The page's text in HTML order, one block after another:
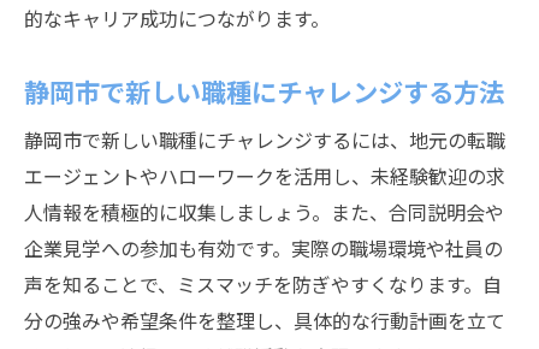
的なキャリア成功につながります。
静岡市で新しい職種にチャレンジする方法
静岡市で新しい職種にチャレンジするには、地元の転職
エージェントやハローワークを活用し、未経験歓迎の求
人情報を積極的に収集しましょう。また、合同説明会や
企業見学への参加も有効です。実際の職場環境や社員の
声を知ることで、ミスマッチを防ぎやすくなります。自
分の強みや希望条件を整理し、具体的な行動計画を立て